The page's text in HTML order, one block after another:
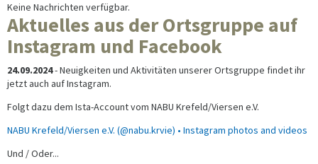
Keine Nachrichten verfügbar.
Aktuelles aus der Ortsgruppe auf
Instagram und Facebook
24.09.2024- Neuigkeiten und Aktivitäten unserer Ortsgruppe findet ihr
jetzt auch auf Instagram.
Folgt dazu dem Ista-Account vom NABU Krefeld/Viersen e.V.
NABU Krefeld/Viersen e.V. (@nabu.krvie) • Instagram photos and videos
Und / Oder...